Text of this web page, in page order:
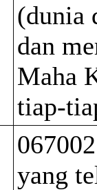
(dunia
dan
Maha
tiap-
yang